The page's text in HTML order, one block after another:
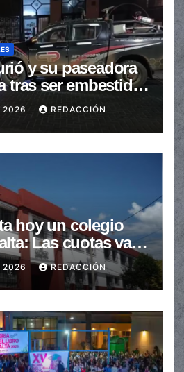
y su paseadora
tras ser embestidas
2026 REDACCIÓN
hoy un colegio
Las cuotas van
más de $600.000
2026 REDACCIÓN